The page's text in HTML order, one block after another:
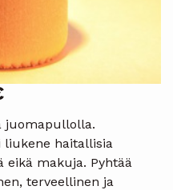
juomapullolla.
liukene haitallisia
makuja. Pyhtää
terveellinen ja